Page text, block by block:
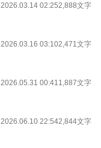
2026.03.14 02:252,888文字
2026.03.16 03:102,471文字
2026.05.31 00:411,887文字
2026.06.10 22:542,844文字